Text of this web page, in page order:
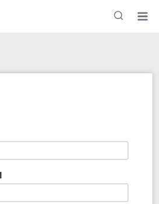
- Entreprise / Rabais /